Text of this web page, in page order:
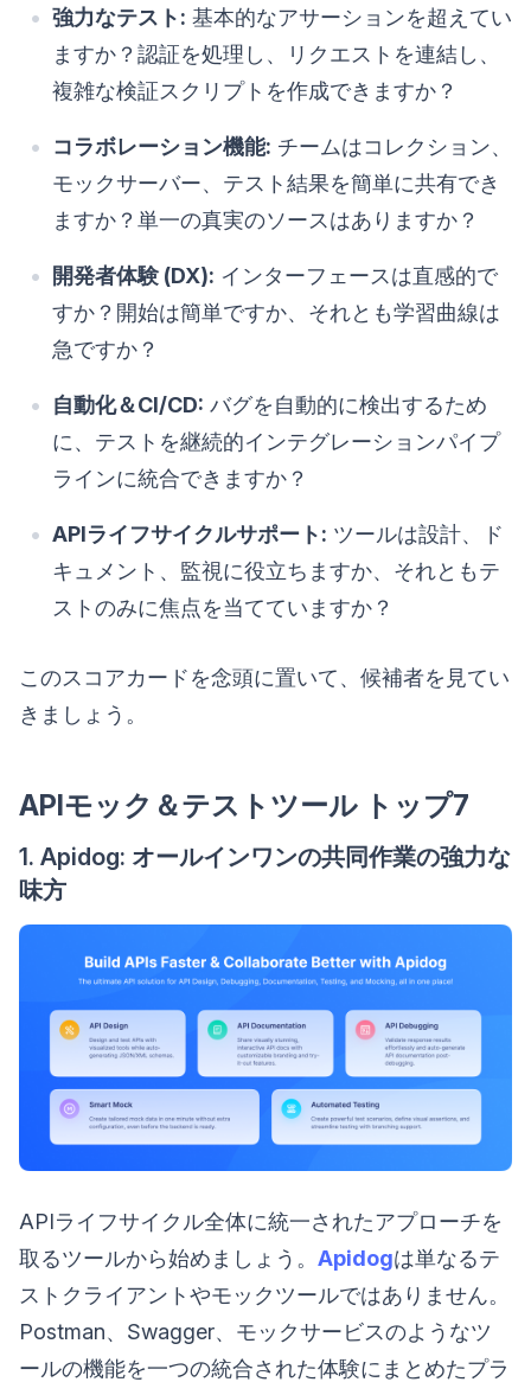
強力なテスト: 基本的なアサーションを超えてい
ますか？認証を処理し、リクエストを連結し、
複雑な検証スクリプトを作成できますか？
コラボレーション機能: チームはコレクション、
モックサーバー、テスト結果を簡単に共有でき
ますか？単一の真実のソースはありますか？
開発者体験 (DX): インターフェースは直感的で
すか？開始は簡単ですか、それとも学習曲線は
急ですか？
自動化＆CI/CD: バグを自動的に検出するため
に、テストを継続的インテグレーションパイプ
ラインに統合できますか？
APIライフサイクルサポート: ツールは設計、ド
キュメント、監視に役立ちますか、それともテ
ストのみに焦点を当てていますか？
このスコアカードを念頭に置いて、候補者を見てい
きましょう。
APIモック＆テストツール トップ7
1. Apidog: オールインワンの共同作業の強力な
味方
APIライフサイクル全体に統一されたアプローチを
取るツールから始めましょう。 Apidogは単なるテ
ストクライアントやモックツールではありません。
Postman、Swagger、モックサービスのようなツ
ールの機能を一つの統合された体験にまとめたプラ